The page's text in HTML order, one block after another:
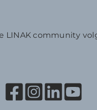
LINAK community